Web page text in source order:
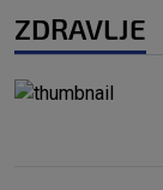
ZDRAVLJE